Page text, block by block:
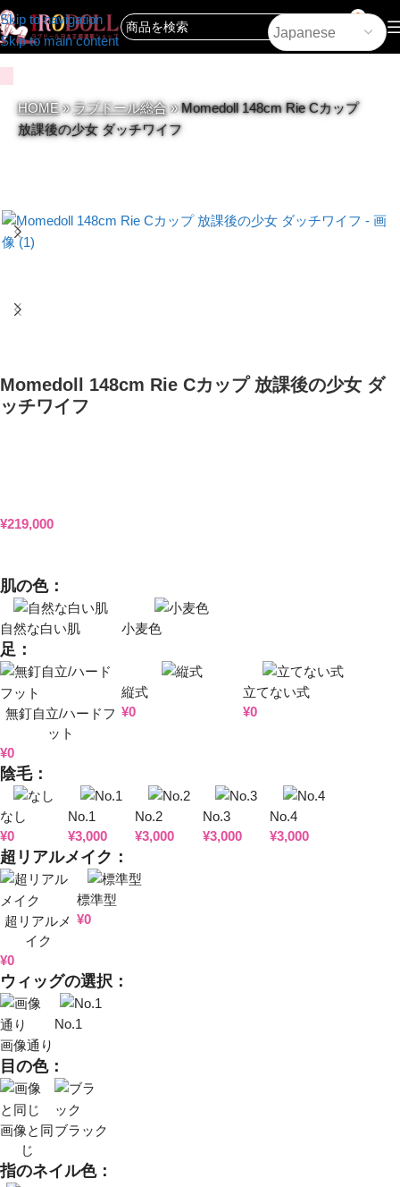
Skip to navigation
Skip to main content
0
HOME»ラブドール総合»Momedoll 148cm Rie Cカップ
放課後の少女 ダッチワイフ
Momedoll 148cm Rie Cカップ 放課後の少女 ダ
ッチワイフ
¥219,000
肌の色：
自然な白い肌 小麦色
足：
無釘自立/ハードフ
ット
¥0
縦式
¥0
立てない式
¥0
陰毛：
なし
¥0
No.1
¥3,000
No.2
¥3,000
No.3
¥3,000
No.4
¥3,000
超リアルメイク：
超リアルメ
イク
¥0
標準型
¥0
ウィッグの選択：
画像通り
No.1
目の色：
画像と同
じ
ブラック
指のネイル色：